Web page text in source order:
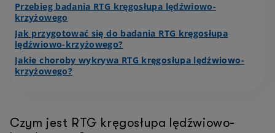
Przebieg badania RTG kręgosłupa lędźwiowo-
krzyżowego
Jak przygotować się do badania RTG kręgosłupa
lędźwiowo-krzyżowego?
Jakie choroby wykrywa RTG kręgosłupa lędźwiowo-
krzyżowego?
Czym jest RTG kręgosłupa lędźwiowo-